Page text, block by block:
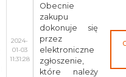
2024-
01-03
11:31:28
Obecnie
zakupu
dokonuje się
przez
elektroniczne
zgłoszenie,
które należy